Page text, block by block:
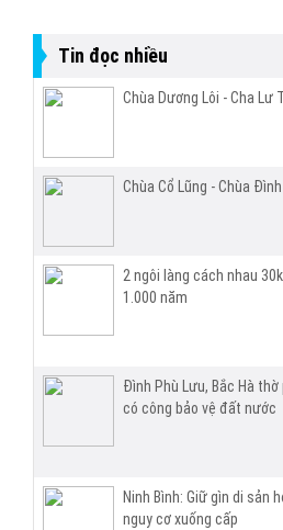
Tin đọc nhiều
Chùa Dương Lôi - Cha Lư
Chùa Cổ Lũng - Chùa
2 ngôi làng cách nhau
1.000 năm
Đình Phù Lưu, Bắc Hà
có công bảo vệ đất nước
Ninh Bình: Giữ gìn di sản
nguy cơ xuống cấp